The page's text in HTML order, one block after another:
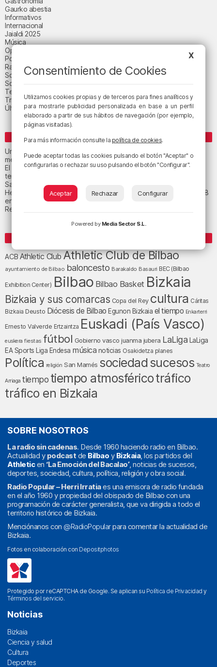
Gaurko abestia
Informativos
Internacional
Jaialdi 2025
Música
Opinión
Política
Radio Popular-Herri Irratia
Social y religión
Sociedad
Tecnología
Triple B
Última hora
ENTRADAS RECIENTES
Un total de 124 centros de Infantil y Primaria de Euskadi realizarán
mejoras con una inversión de 19,3 millones
El tiempo este viernes en Bizkaia: subida notable de las
temperaturas máximas
San Juan de Gaztelugatxe cerrará el día del eclipse
Heridas dos personas en un accidente entre tres vehículos en la A8
en Muskiz
Recuperado el cuerpo sin vida de una mujer en la ría de Bilbao
ACB Athletic ClubAthletic Club de Bilbao
ayuntamiento de Bilbao baloncesto Barakaldo Basauri BEC (Bilbao
Exhibition Center) Bilbao Bilbao Basket Bizkaia
Bizkaia y sus comarcas Copa del Rey cultura Cáritas
Bizkaia Deusto Diócesis de Bilbao Egunon Bizkaia el tiempo Enkarterri
Ernesto Valverde Ertzaintza Euskadi (País Vasco)
euskera fiestas fútbol Gobierno vasco juanma jubera LaLiga LaLiga
EA Sports Liga Endesa música noticias Osakidetza planes
Política religión San Mamés sociedad sucesos Teatro
Arriaga tiempo tiempo atmosféricotráfico
tráfico en Bizkaia
SOBRE NOSOTROS
La radio sin cadenas. Desde 1960 haciendo radio en Bilbao.
Actualidad y podcast de Bilbao y Bizkaia, los partidos del
Athleticen ‘La Emoción del Bacalao’, noticias de sucesos,
deportes, sociedad, cultura, política, religión y obra social.
Radio Popular – Herri Irratiaes una emisora de radio fundada
en el año 1960 y propiedad del obispado de Bilbao con una
programación de carácter generalista, que va dirigida a todo el
territorio histórico de Bizkaia.
Menciónanos con @RadioPopularpara comentar la actualidad de
Bizkaia.
Fotos en colaboración con Depositphotos
Protegido por reCAPTCHA de Google. Se aplican su Política de Privacidad y
Términos del servicio.
Noticias
Bizkaia
Ciencia y salud
Cultura
Deportes
X
Consentimiento de Cookies
Utilizamos cookies propias y de terceros para fines analíticos y
para mostrarle publicidad personalizada en base a un perfil
elaborado a partir de sus hábitos de navegación (por ejemplo,
páginas visitadas).
Para más información consulte la política de cookies.
Puede aceptar todas las cookies pulsando el botón "Aceptar" o
configurarlas o rechazar su uso pulsando el botón "Configurar".
Aceptar Rechazar Configurar
Powered by Media Sector S.L.